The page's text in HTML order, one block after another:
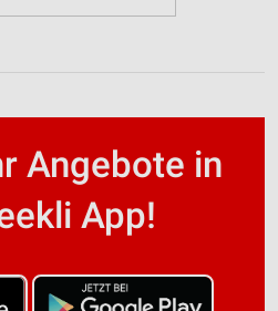
Angebote in
App!